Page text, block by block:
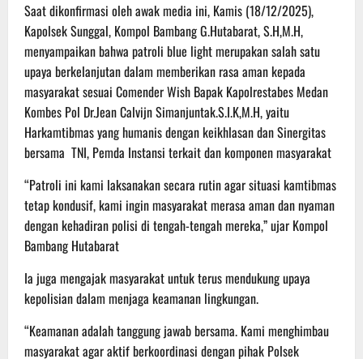
Saat dikonfirmasi oleh awak media ini, Kamis (18/12/2025),
Kapolsek Sunggal, Kompol Bambang G.Hutabarat, S.H,M.H,
menyampaikan bahwa patroli blue light merupakan salah satu
upaya berkelanjutan dalam memberikan rasa aman kepada
masyarakat sesuai Comender Wish Bapak Kapolrestabes Medan
Kombes Pol Dr.Jean Calvijn Simanjuntak.S.I.K,M.H, yaitu
Harkamtibmas yang humanis dengan keikhlasan dan Sinergitas
bersama TNI, Pemda Instansi terkait dan komponen masyarakat
“Patroli ini kami laksanakan secara rutin agar situasi kamtibmas
tetap kondusif, kami ingin masyarakat merasa aman dan nyaman
dengan kehadiran polisi di tengah-tengah mereka,” ujar Kompol
Bambang Hutabarat
Ia juga mengajak masyarakat untuk terus mendukung upaya
kepolisian dalam menjaga keamanan lingkungan.
“Keamanan adalah tanggung jawab bersama. Kami menghimbau
masyarakat agar aktif berkoordinasi dengan pihak Polsek